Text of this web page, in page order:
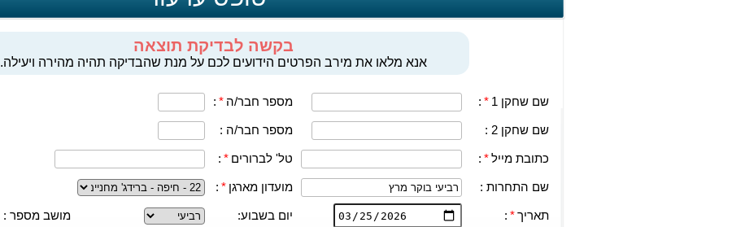
בקשה לבדיקת תוצאה
אנא מלאו את מירב הפרטים הידועים לכם על מנת שהבדיקה תהיה מהירה ויעילה.
שם שחקן 1 *
: מספר חבר/ה *
:
שם שחקן 2 : מספר חבר/ה :
כתובת מייל*
: טל' לברורים *
:
שם התחרות : מועדון מארגן *
:
תאריך*
: יום בשבוע: מושב מספר :